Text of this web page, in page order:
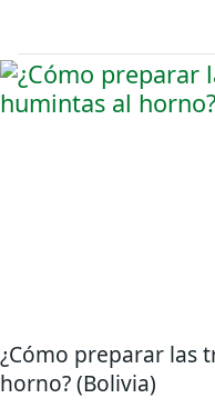
¿Cómo preparar las
horno? (Bolivia)